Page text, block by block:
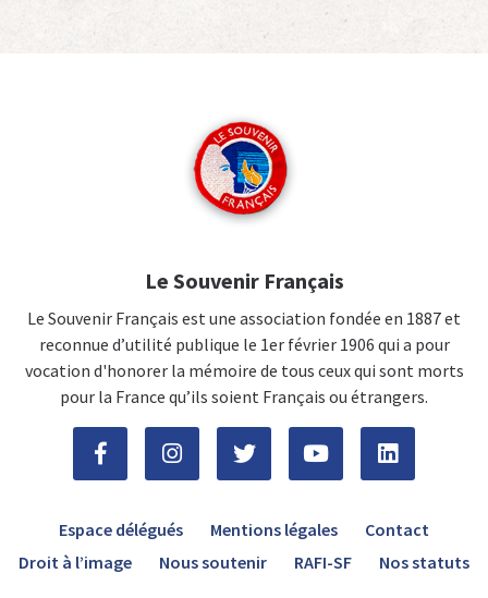
Le Souvenir Français
Le Souvenir Français est une association fondée en 1887 et
reconnue d’utilité publique le 1er février 1906 qui a pour
vocation d'honorer la mémoire de tous ceux qui sont morts
pour la France qu’ils soient Français ou étrangers.
Espace délégués Mentions légales
Contact
Droit à l’image
Nous soutenir RAFI-SF Nos statuts